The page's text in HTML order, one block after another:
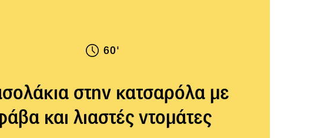
60'
στην κατσαρόλα με
και λιαστές ντομάτες